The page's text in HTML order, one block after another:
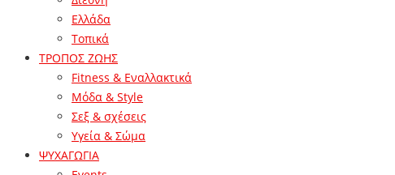
Ελλάδα
Τοπικά
ΤΡΟΠΟΣ ΖΩΗΣ
Fitness & Εναλλακτικά
Μόδα & Style
Σεξ & σχέσεις
Υγεία & Σώμα
ΨΥΧΑΓΩΓΙΑ